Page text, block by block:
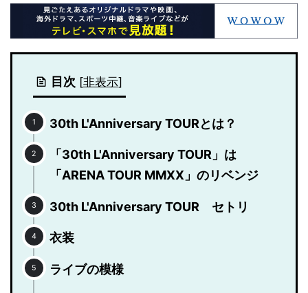
目次 [非表示]
30th L'Anniversary TOURとは？
「30th L'Anniversary TOUR」は
「ARENA TOUR MMXX」のリベンジ
30th L'Anniversary TOUR セトリ
衣装
ライブの模様